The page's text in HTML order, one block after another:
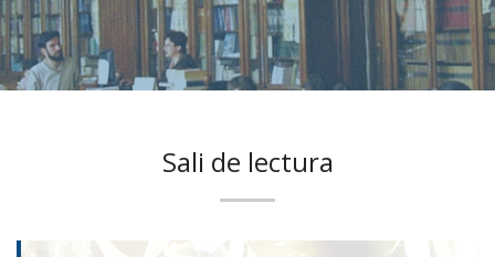
Sali de lectura